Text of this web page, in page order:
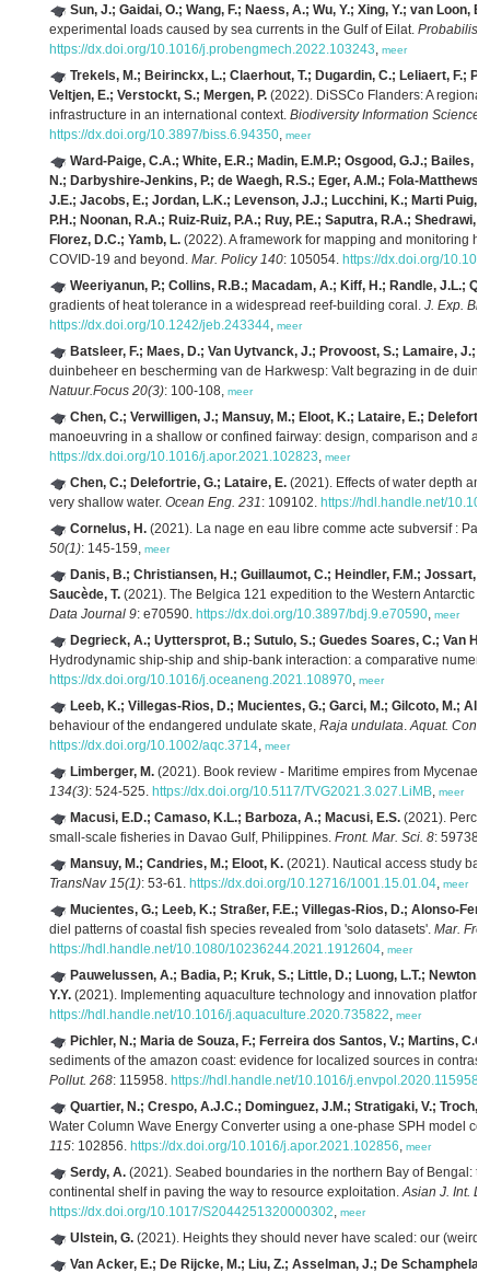
Sun, J.; Gaidai, O.; Wang, F.; Naess, A.; Wu, Y.; Xing, Y.; van Loon,
experimental loads caused by sea currents in the Gulf of Eilat.
https://dx.doi.org/10.1016/j.probengmech.2022.103243, meer
Trekels, M.; Beirinckx, L.; Claerhout, T.; Dugardin, C.; Leliaert, F.;
Veltjen, E.; Verstockt, S.; Mergen, P. (2022). DiSSCo Flanders: A
infrastructure in an international context. Biodiversity Information Science
https://dx.doi.org/10.3897/biss.6.94350, meer
Ward-Paige, C.A.; White, E.R.; Madin, E.M.P.; Osgood, G.J.; Bailes,
N.; Darbyshire-Jenkins, P.; de Waegh, R.S.; Eger, A.M.; Fola-
J.E.; Jacobs, E.; Jordan, L.K.; Levenson, J.J.; Lucchini, K.; Marti Puig,
P.H.; Noonan, R.A.; Ruiz-Ruiz, P.A.; Ruy, P.E.; Saputra, R.A.; Shedrawi,
Florez, D.C.; Yamb, L. (2022). A framework for mapping and monitoring
COVID-19 and beyond. Mar. Policy 140: 105054. https://dx.doi.org/
Weeriyanun, P.; Collins, R.B.; Macadam, A.; Kiff, H.; Randle, J.L.;
gradients of heat tolerance in a widespread reef-building coral. J. Exp.
https://dx.doi.org/10.1242/jeb.243344, meer
Batsleer, F.; Maes, D.; Van Uytvanck, J.; Provoost, S.; Lamaire, J.;
duinbeheer en bescherming van de Harkwesp: Valt begrazing in de
Natuur.Focus 20(3): 100-108, meer
Chen, C.; Verwilligen, J.; Mansuy, M.; Eloot, K.; Lataire, E.;
manoeuvring in a shallow or confined fairway: design, comparison and
https://dx.doi.org/10.1016/j.apor.2021.102823, meer
Chen, C.; Delefortrie, G.; Lataire, E. (2021). Effects of water depth
very shallow water. Ocean Eng. 231: 109102. https://hdl.handle.net/
Cornelus, H. (2021). La nage en eau libre comme acte subversif :
50(1): 145-159, meer
Danis, B.; Christiansen, H.; Guillaumot, C.; Heindler, F.M.; Jossart,
Saucède, T. (2021). The Belgica 121 expedition to the Western Antarctic
Data Journal 9: e70590. https://dx.doi.org/10.3897/bdj.9.e70590, meer
Degrieck, A.; Uyttersprot, B.; Sutulo, S.; Guedes Soares, C.; Van
Hydrodynamic ship-ship and ship-bank interaction: a comparative
https://dx.doi.org/10.1016/j.oceaneng.2021.108970, meer
Leeb, K.; Villegas-Rios, D.; Mucientes, G.; Garci, M.; Gilcoto, M.;
behaviour of the endangered undulate skate, Raja undulata.Aquat.
https://dx.doi.org/10.1002/aqc.3714, meer
Limberger, M. (2021). Book review - Maritime empires from Mycenae
134(3): 524-525. https://dx.doi.org/10.5117/TVG2021.3.027.LiMB, meer
Macusi, E.D.; Camaso, K.L.; Barboza, A.; Macusi, E.S. (2021).
small-scale fisheries in Davao Gulf, Philippines. Front. Mar. Sci. 8:
Mansuy, M.; Candries, M.; Eloot, K. (2021). Nautical access study
TransNav 15(1): 53-61. https://dx.doi.org/10.12716/1001.15.01.04, meer
Mucientes, G.; Leeb, K.; Straßer, F.E.; Villegas-Rios, D.; Alonso-
diel patterns of coastal fish species revealed from 'solo datasets'. Mar.
https://hdl.handle.net/10.1080/10236244.2021.1912604, meer
Pauwelussen, A.; Badia, P.; Kruk, S.; Little, D.; Luong, L.T.; Newton,
Y.Y. (2021). Implementing aquaculture technology and innovation
https://hdl.handle.net/10.1016/j.aquaculture.2020.735822, meer
Pichler, N.; Maria de Souza, F.; Ferreira dos Santos, V.; Martins, C.C.
sediments of the amazon coast: evidence for localized sources in
Pollut. 268: 115958. https://hdl.handle.net/10.1016/j.envpol.2020.115958
Quartier, N.; Crespo, A.J.C.; Dominguez, J.M.; Stratigaki, V.; Troch, P.
Water Column Wave Energy Converter using a one-phase SPH model
115: 102856. https://dx.doi.org/10.1016/j.apor.2021.102856, meer
Serdy, A. (2021). Seabed boundaries in the northern Bay of Bengal:
continental shelf in paving the way to resource exploitation.Asian J. Int.
https://dx.doi.org/10.1017/S2044251320000302, meer
Ulstein, G. (2021). Heights they should never have scaled: our
Van Acker, E.; De Rijcke, M.; Liu, Z.; Asselman, J.; De